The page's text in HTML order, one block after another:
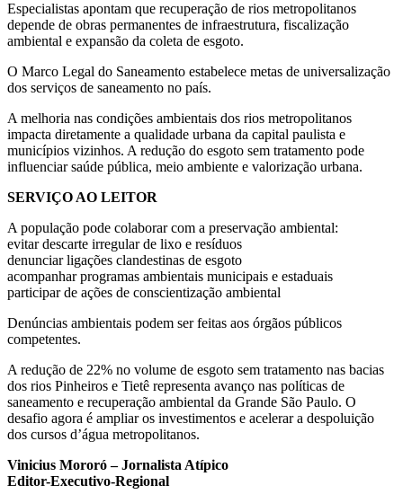
Especialistas apontam que recuperação de rios metropolitanos
depende de obras permanentes de infraestrutura, fiscalização
ambiental e expansão da coleta de esgoto.
O Marco Legal do Saneamento estabelece metas de universalização
dos serviços de saneamento no país.
A melhoria nas condições ambientais dos rios metropolitanos
impacta diretamente a qualidade urbana da capital paulista e
municípios vizinhos. A redução do esgoto sem tratamento pode
influenciar saúde pública, meio ambiente e valorização urbana.
SERVIÇO AO LEITOR
A população pode colaborar com a preservação ambiental:
evitar descarte irregular de lixo e resíduos
denunciar ligações clandestinas de esgoto
acompanhar programas ambientais municipais e estaduais
participar de ações de conscientização ambiental
Denúncias ambientais podem ser feitas aos órgãos públicos
competentes.
A redução de 22% no volume de esgoto sem tratamento nas bacias
dos rios Pinheiros e Tietê representa avanço nas políticas de
saneamento e recuperação ambiental da Grande São Paulo. O
desafio agora é ampliar os investimentos e acelerar a despoluição
dos cursos d’água metropolitanos.
Vinicius Mororó – Jornalista Atípico
Editor-Executivo-Regional